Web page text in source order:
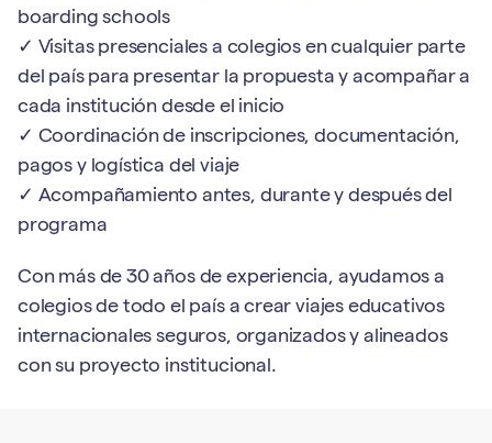
boarding schools
✓ Visitas presenciales a colegios en cualquier parte
del país para presentar la propuesta y acompañar a
cada institución desde el inicio
✓ Coordinación de inscripciones, documentación,
pagos y logística del viaje
✓ Acompañamiento antes, durante y después del
programa
Con más de 30 años de experiencia, ayudamos a
colegios de todo el país a crear viajes educativos
internacionales seguros, organizados y alineados
con su proyecto institucional.